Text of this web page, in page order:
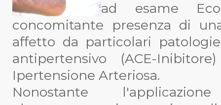
ad esame
concomitante presenza di
affetto da particolari
antipertensivo (ACE-
Ipertensione Arteriosa.
Nonostante